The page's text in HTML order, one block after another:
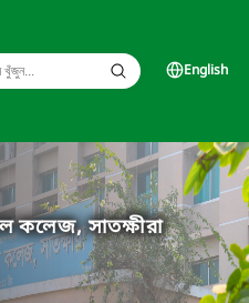
English
কলেজ, সাতক্ষীরা